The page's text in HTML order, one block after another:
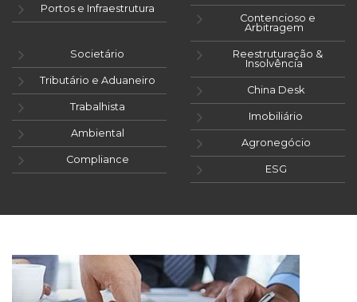
Portos e Infraestrutura
Contencioso e
Arbitragem
Societário
Tributário e Aduaneiro
Trabalhista
Ambiental
Compliance
Reestruturação &
Insolvência
China Desk
Imobiliário
Agronegócio
ESG